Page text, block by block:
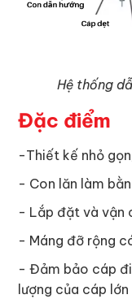
Hệ thống
Đặc điểm
-Thiết kế nhỏ
- Con lăn làm
- Lắp đặt và vận
- Máng đỡ rộng
- Đảm bảo cáp
lượng của cáp lớn